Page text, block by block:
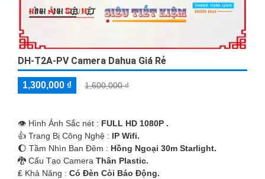
DH-T2A-PV Camera Dahua Giá Rẻ
1,300,000 ₫ 1,600,000 ₫
👁 Hình Ảnh Sắc nét : FULL HD 1080P .
👍 Trang Bị Công Nghệ : IP Wifi.
🌔 Tầm Nhìn Ban Đêm : Hồng Ngoại 30m Starlight.
🐉️ Cấu Tạo Camera Thân Plastic.
️₤ Khả Năng : Có Ðèn Còi Báo Động.